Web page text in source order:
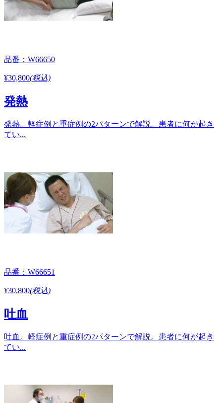
品番：W66650
¥30,800(税込)
発熱
発熱。軽症例と重症例の2パターンで解説。患者に何が起き
てい...
品番：W66651
¥30,800(税込)
吐血
吐血。軽症例と重症例の2パターンで解説。患者に何が起き
てい...